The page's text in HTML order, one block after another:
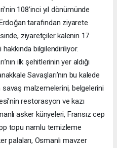
108’inci yıl dönümünde
tarafından ziyarete
ziyaretçiler kalenin 17.
bilgilendiriliyor.
ilk şehitlerinin yer aldığı
Savaşları’nın bu kalede
savaş malzemelerini, belgelerini
restorasyon ve kazı
asker künyeleri, Fransız cep
topu namlu temizleme
palaları, Osmanlı mavzer